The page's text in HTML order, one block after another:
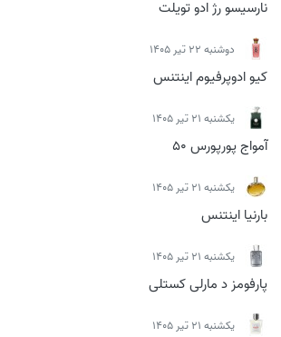
نارسیسو رژ ادو تویلت
دوشنبه 22 تیر 1405
کیو ادوپرفیوم اینتنس
يكشنبه 21 تیر 1405
آمواج پورپورس 50
يكشنبه 21 تیر 1405
بارنیا اینتنس
يكشنبه 21 تیر 1405
پارفومز د مارلی کستلی
يكشنبه 21 تیر 1405